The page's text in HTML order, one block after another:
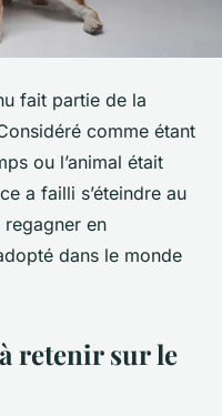
fait partie de la
comme étant
ou l’animal était
a failli s’éteindre au
en
dans le monde
retenir sur le